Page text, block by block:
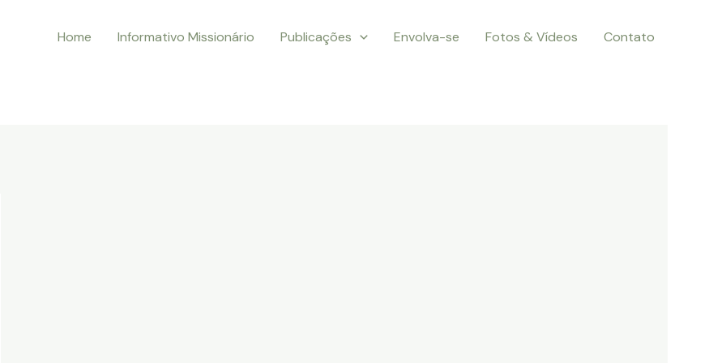
Home Informativo Missionário Publicações Envolva-se Fotos & Vídeos Contato